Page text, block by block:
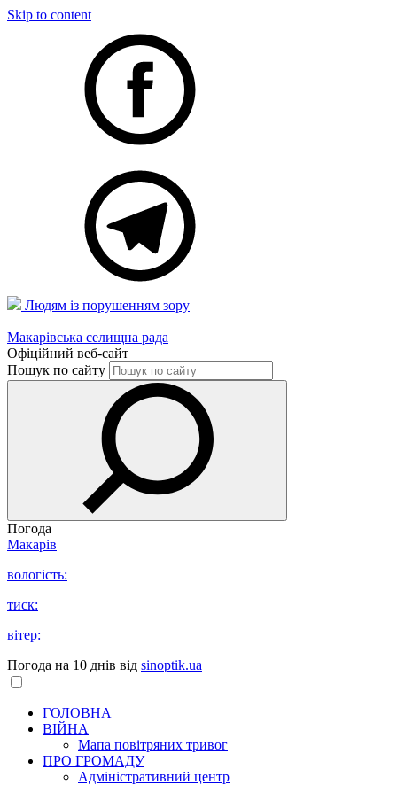
Skip to content
Людям із порушенням зору
Макарівська селищна рада
Офіційний веб-сайт
Пошук по сайту
Погода
Макарів
вологість:
тиск:
вітер:
Погода на 10 днів від sinoptik.ua
ГОЛОВНА
ВІЙНА
Мапа повітряних тривог
ПРО ГРОМАДУ
Aдміністративний центр